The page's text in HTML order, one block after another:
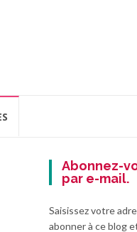
Abonnez-
par e-mail.
Saisissez votre
abonner à ce blog